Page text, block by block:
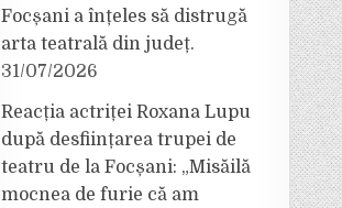
Focșani a înțeles să distrugă
arta teatrală din județ.
31/07/2026
Reacția actriței Roxana Lupu
după desființarea trupei de
teatru de la Focșani: „Misăilă
mocnea de furie că am